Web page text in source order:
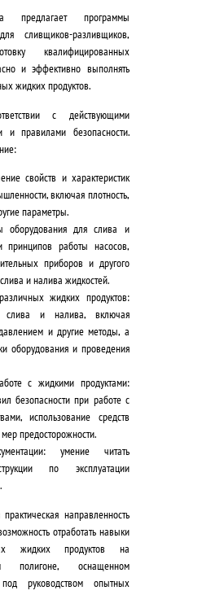
программы
сливщиков-разливщиков,
квалифицированных
и эффективно выполнять
жидких продуктов.
с действующими
и правилами безопасности.
свойств и характеристик
включая плотность,
параметры.
оборудования для слива и
принципов работы насосов,
приборов и другого
и налива жидкостей.
жидких продуктов:
слива и налива, включая
и другие методы, а
оборудования и проведения
с жидкими продуктами:
безопасности при работе с
использование средств
предосторожности.
: умение читать
по эксплуатации
практическая направленность
отработать навыки
жидких продуктов на
полигоне, оснащенном
руководством опытных